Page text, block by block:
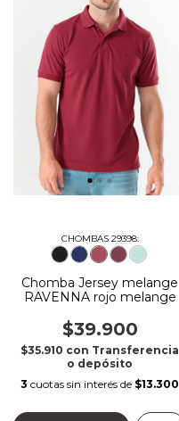
CHOMBAS 29398:
Chomba Jersey melange
RAVENNA rojo melange
$39.900
$35.910 con Transferencia
o depósito
3 cuotas sin interés de $13.300